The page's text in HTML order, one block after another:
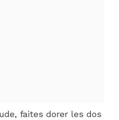
faites dorer les dos